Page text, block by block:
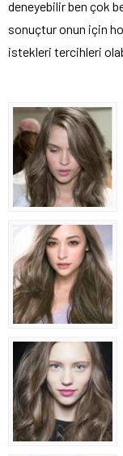
deneyebilir ben çok
sonuçtur onun için
istekleri tercihleri